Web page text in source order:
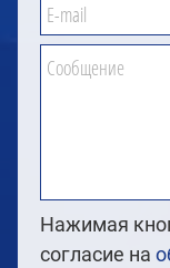
E-mail
Сообщение
Нажимая
согласие на